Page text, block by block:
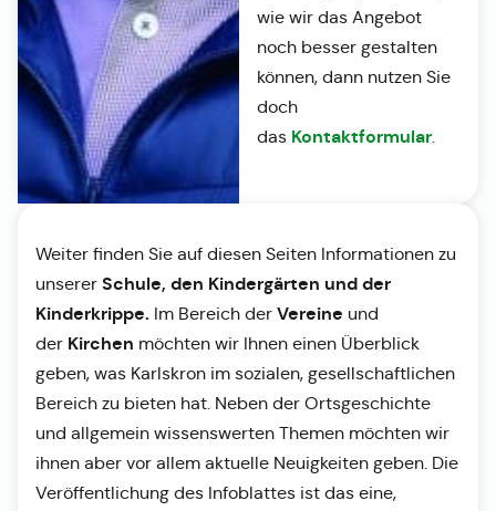
wie wir das Angebot
noch besser gestalten
können, dann nutzen Sie
doch
das Kontaktformular.
Weiter finden Sie auf diesen Seiten Informationen zu
unserer Schule, den Kindergärten und der
Kinderkrippe. Im Bereich der Vereine und
der Kirchen möchten wir Ihnen einen Überblick
geben, was Karlskron im sozialen, gesellschaftlichen
Bereich zu bieten hat. Neben der Ortsgeschichte
und allgemein wissenswerten Themen möchten wir
ihnen aber vor allem aktuelle Neuigkeiten geben. Die
Veröffentlichung des Infoblattes ist das eine,